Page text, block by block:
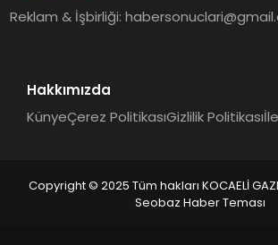
Reklam & İşbirliği:
Hakkımızda
KünyeÇerez PolitikasıGizlilik Politikası
Copyright © 2025 Tüm hakları KOCAELİ
Seobaz Haber Teması